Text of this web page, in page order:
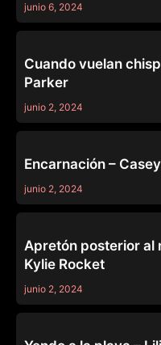
junio 6, 2024
Cuando vuelan
Parker
junio 2, 2024
Encarnación –
junio 2, 2024
Apretón posterior al
Kylie Rocket
junio 2, 2024